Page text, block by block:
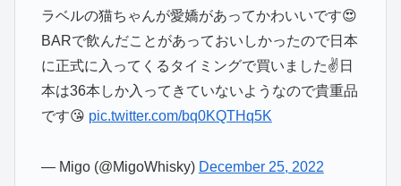
ラベルの猫ちゃんが愛嬌があってかわいいです😍
BARで飲んだことがあっておいしかったので日本
に正式に入ってくるタイミングで買いました✌️日
本は36本しか入ってきていないようなので貴重品
です😘 pic.twitter.com/bq0KQTHq5K
— Migo (@MigoWhisky) December 25, 2022